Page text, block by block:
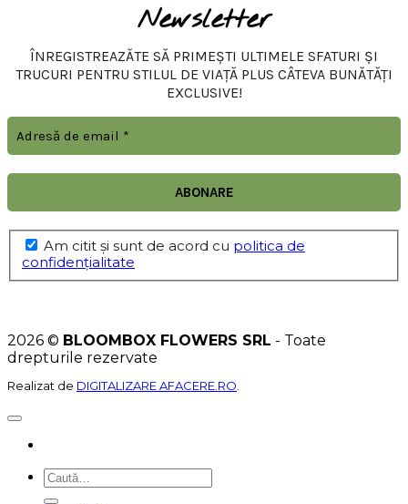
Newsletter
ÎNREGISTREAZĂTE SĂ PRIMEȘTI ULTIMELE SFATURI ȘI
TRUCURI PENTRU STILUL DE VIAȚĂ PLUS CÂTEVA BUNĂTĂȚI
EXCLUSIVE!
Am citit şi sunt de acord cu politica de
confidențialitate
2026 © BLOOMBOX FLOWERS SRL - Toate
drepturile rezervate
Realizat de DIGITALIZARE AFACERE.RO.
Caută